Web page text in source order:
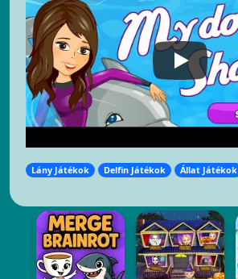
Lány Játékok Delfin Játékok Állat Játékok